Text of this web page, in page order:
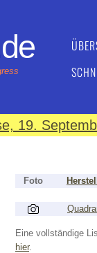
19.
Foto
Eine vollständige
hier.